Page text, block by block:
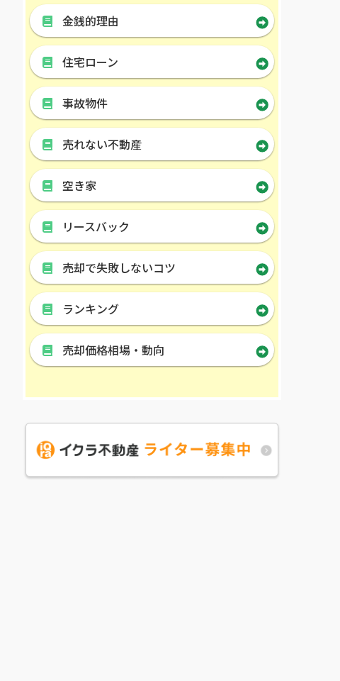
金銭的理由
住宅ローン
事故物件
売れない不動産
空き家
リースバック
売却で失敗しないコツ
ランキング
売却価格相場・動向